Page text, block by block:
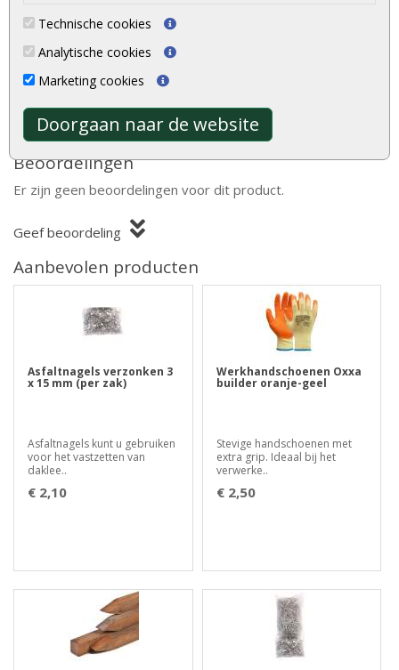
Technische cookies
Analytische cookies
Marketing cookies
Doorgaan naar de website
Hout is een natuurlijk product met unieke
eigenschappen. Lees alles over de kenmerken en
natuurlijke variaties van hout.
Beoordelingen
Er zijn geen beoordelingen voor dit product.
Geef beoordeling
Aanbevolen producten
Asfaltnagels verzonken 3
x 15 mm (per zak)
Asfaltnagels kunt u gebruiken
voor het vastzetten van
daklee..
€ 2,10
Werkhandschoenen Oxxa
builder oranje-geel
Stevige handschoenen met
extra grip. Ideaal bij het
verwerke..
€ 2,50